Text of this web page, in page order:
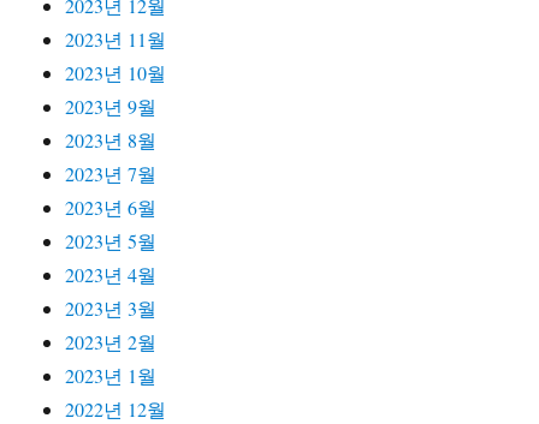
2023년 12월
2023년 11월
2023년 10월
2023년 9월
2023년 8월
2023년 7월
2023년 6월
2023년 5월
2023년 4월
2023년 3월
2023년 2월
2023년 1월
2022년 12월